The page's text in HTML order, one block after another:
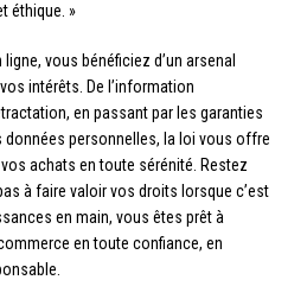
éthique. »
vous bénéficiez d’un arsenal
intérêts. De l’information
en passant par les garanties
données personnelles, la loi vous offre
achats en toute sérénité. Restez
à faire valoir vos droits lorsque c’est
en main, vous êtes prêt à
en toute confiance, en